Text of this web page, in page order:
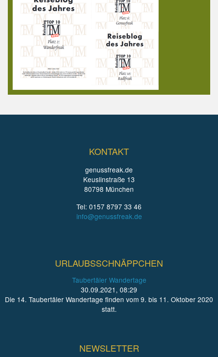
KONTAKT
genussfreak.de
Keuslinstraße 13
80798 München
Tel: 0157 8797 33 46
info@genussfreak.de
URLAUBSSCHNÄPPCHEN
Taubertäler Wandertage
30.09.2021, 08:29
Die 14. Taubertäler Wandertage finden vom 9. bis 11. Oktober 2020
statt.
NEWSLETTER